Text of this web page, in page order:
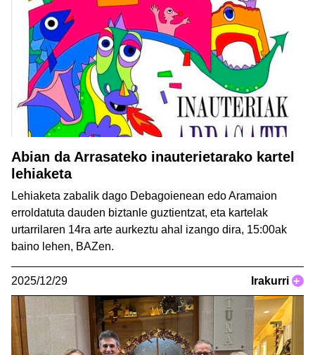
Abian da Arrasateko inauterietarako kartel
lehiaketa
Lehiaketa zabalik dago Debagoienean edo Aramaion
erroldatuta dauden biztanle guztientzat, eta kartelak
urtarrilaren 14ra arte aurkeztu ahal izango dira, 15:00ak
baino lehen, BAZen.
2025/12/29 Irakurri +